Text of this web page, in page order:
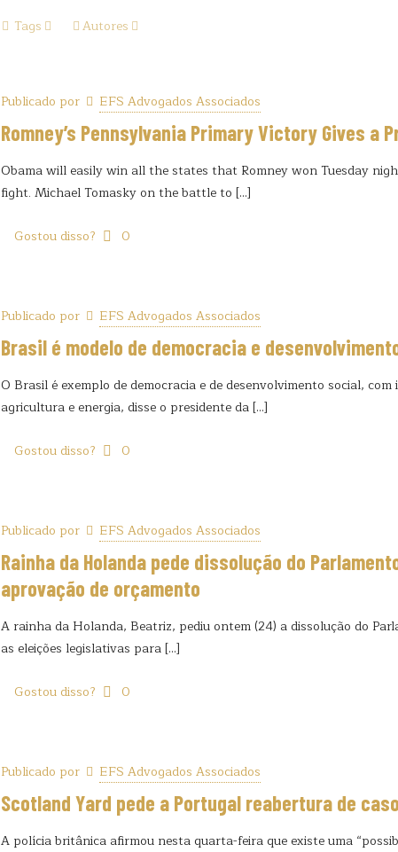
Tags Autores
Publicado por EFS Advogados Associados
Romney’s Pennsylvania Primary Victory Gives a
Obama will easily win all the states that Romney won Tuesday
fight. Michael Tomasky on the battle to […]
Gostou disso? 0
Publicado por EFS Advogados Associados
Brasil é modelo de democracia e
O Brasil é exemplo de democracia e de desenvolvimento social,
agricultura e energia, disse o presidente da[…]
Gostou disso? 0
Publicado por EFS Advogados Associados
Rainha da Holanda pede dissolução do
aprovação de orçamento
A rainha da Holanda, Beatriz, pediu ontem (24) a dissolução do
as eleições legislativas para[…]
Gostou disso? 0
Publicado por EFS Advogados Associados
Scotland Yard pede a Portugal reabertura de
A polícia britânica afirmou nesta quarta-feira que existe uma